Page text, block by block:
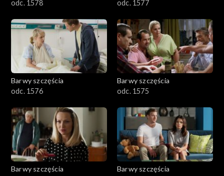
odc. 1578
odc. 1577
Barwy szczęścia
odc. 1576
Barwy szczęścia
odc. 1575
Barwy szczęścia
Barwy szczęścia